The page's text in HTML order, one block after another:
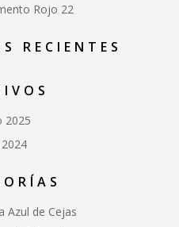
Rojo 22
RECIENTES
2025
Azul de Cejas